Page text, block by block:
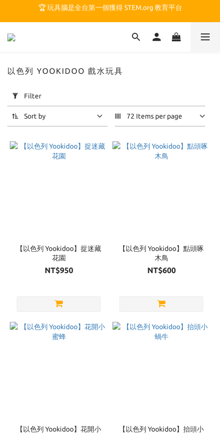
🏆 玩具腦是全台第一個獲得 STEM.org 教育平台
🏆 玩具腦是全台第一個獲得 STEM.org 教育平台
🍎 玩具腦最特別的 VIP 制度 👉
Filter
(0/20)
Range
yookidoo
以色列 YOOKIDOO 戲水玩具
Filter
Sort by 72 Items per page
【以色列 Yookidoo】捉迷藏
花園
NT$950
【以色列 Yookidoo】點頭啄
木鳥
NT$600
【以色列 Yookidoo】花開小
【以色列 Yookidoo】抬頭小